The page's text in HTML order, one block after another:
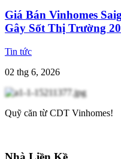
Giá Bán Vinhomes
Gây Sốt Thị Trường
Tin tức
02 thg 6, 2026
Quỹ căn từ CDT Vinhomes!